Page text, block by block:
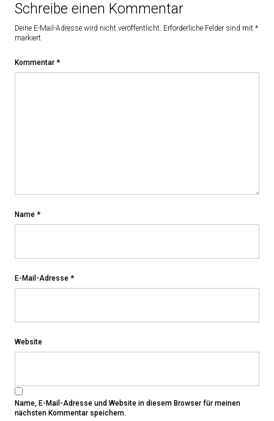
Schreibe einen Kommentar
Deine E-Mail-Adresse wird nicht veröffentlicht. Erforderliche Felder sind mit *
markiert
Kommentar *
Name *
E-Mail-Adresse *
Website
Name, E-Mail-Adresse und Website in diesem Browser für meinen
nächsten Kommentar speichern.